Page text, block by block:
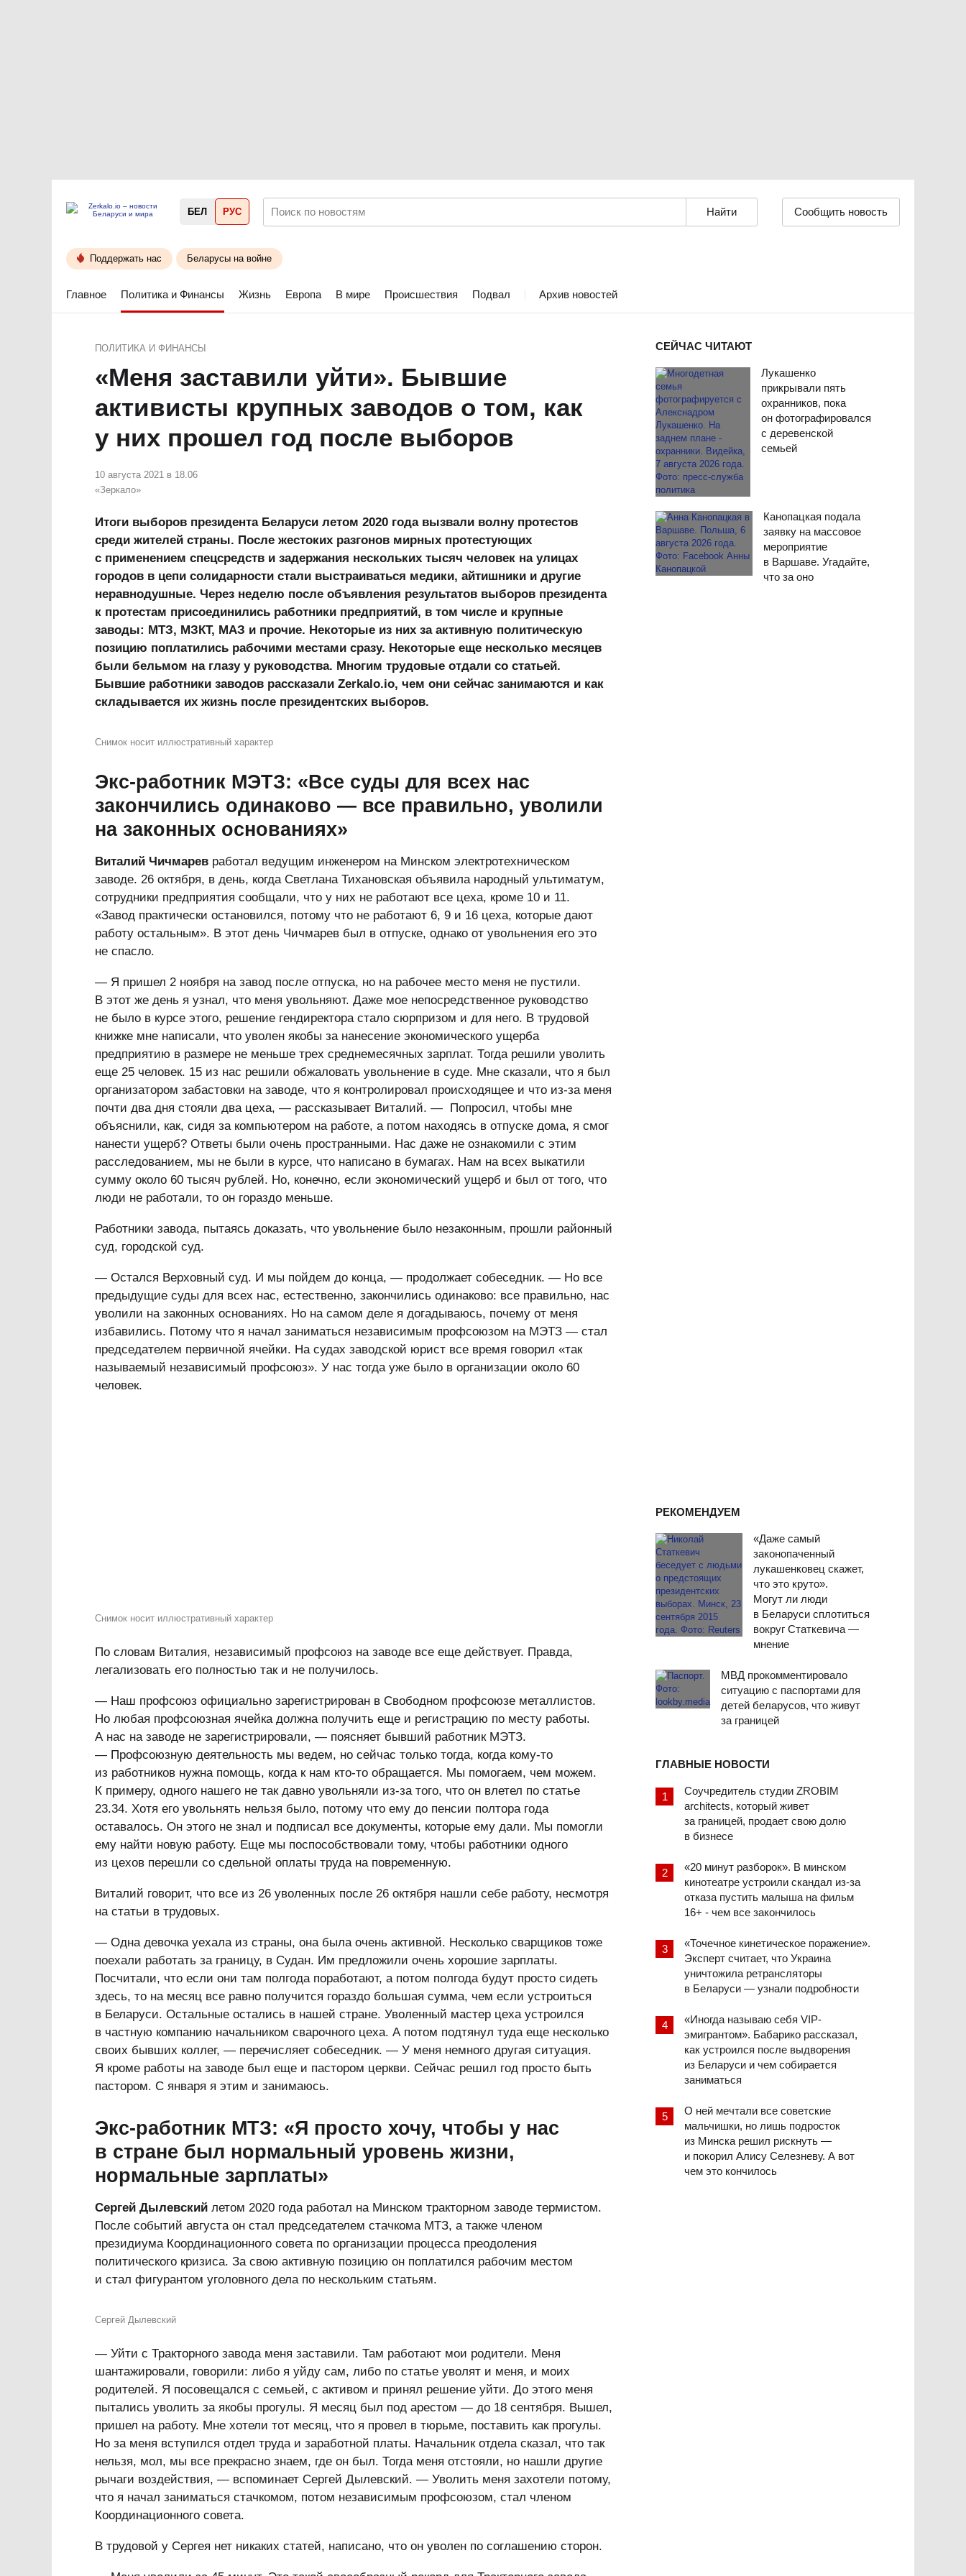
БЕЛ РУС Сообщить новость
Поддержать нас Беларусы на войне
Главное Политика и Финансы Жизнь Европа В мире Происшествия Подвал Архив новостей
СЕЙЧАС ЧИТАЮТ
Лукашенко
прикрывали пять
охранников, пока
он фотографировался
с деревенской
семьей
Канопацкая подала
заявку на массовое
мероприятие
в Варшаве. Угадайте,
что за оно
РЕКОМЕНДУЕМ
«Даже самый
законопаченный
лукашенковец скажет,
что это круто».
Могут ли люди
в Беларуси сплотиться
вокруг Статкевича —
мнение
МВД прокомментировало
ситуацию с паспортами для
детей беларусов, что живут
за границей
ГЛАВНЫЕ НОВОСТИ
Соучредитель студии ZROBIM
architects, который живет
за границей, продает свою долю
в бизнесе
«20 минут разборок». В минском
кинотеатре устроили скандал из-за
отказа пустить малыша на фильм
16+ - чем все закончилось
«Точечное кинетическое поражение».
Эксперт считает, что Украина
уничтожила ретрансляторы
в Беларуси — узнали подробности
«Иногда называю себя VIP-
эмигрантом». Бабарико рассказал,
как устроился после выдворения
из Беларуси и чем собирается
заниматься
О ней мечтали все советские
мальчишки, но лишь подросток
из Минска решил рискнуть —
и покорил Алису Селезневу. А вот
чем это кончилось
ПОЛИТИКА И ФИНАНСЫ
«Меня заставили уйти». Бывшие
активисты крупных заводов о том, как
у них прошел год после выборов
10 августа 2021 в 18.06
«Зеркало»
Итоги выборов президента Беларуси летом 2020 года вызвали волну протестов
среди жителей страны. После жестоких разгонов мирных протестующих
с применением спецсредств и задержания нескольких тысяч человек на улицах
городов в цепи солидарности стали выстраиваться медики, айтишники и другие
неравнодушные. Через неделю после объявления результатов выборов президента
к протестам присоединились работники предприятий, в том числе и крупные
заводы: МТЗ, МЗКТ, МАЗ и прочие. Некоторые из них за активную политическую
позицию поплатились рабочими местами сразу. Некоторые еще несколько месяцев
были бельмом на глазу у руководства. Многим трудовые отдали со статьей.
Бывшие работники заводов рассказали Zerkalo.io, чем они сейчас занимаются и как
складывается их жизнь после президентских выборов.
Снимок носит иллюстративный характер
Экс-работник МЭТЗ: «Все суды для всех нас
закончились одинаково — все правильно, уволили
на законных основаниях»
Виталий Чичмарев работал ведущим инженером на Минском электротехническом
заводе. 26 октября, в день, когда Светлана Тихановская объявила народный ультиматум,
сотрудники предприятия сообщали, что у них не работают все цеха, кроме 10 и 11.
«Завод практически остановился, потому что не работают 6, 9 и 16 цеха, которые дают
работу остальным». В этот день Чичмарев был в отпуске, однако от увольнения его это
не спасло.
— Я пришел 2 ноября на завод после отпуска, но на рабочее место меня не пустили.
В этот же день я узнал, что меня увольняют. Даже мое непосредственное руководство
не было в курсе этого, решение гендиректора стало сюрпризом и для него. В трудовой
книжке мне написали, что уволен якобы за нанесение экономического ущерба
предприятию в размере не меньше трех среднемесячных зарплат. Тогда решили уволить
еще 25 человек. 15 из нас решили обжаловать увольнение в суде. Мне сказали, что я был
организатором забастовки на заводе, что я контролировал происходящее и что из-за меня
почти два дня стояли два цеха, — рассказывает Виталий. — Попросил, чтобы мне
объяснили, как, сидя за компьютером на работе, а потом находясь в отпуске дома, я смог
нанести ущерб? Ответы были очень пространными. Нас даже не ознакомили с этим
расследованием, мы не были в курсе, что написано в бумагах. Нам на всех выкатили
сумму около 60 тысяч рублей. Но, конечно, если экономический ущерб и был от того, что
люди не работали, то он гораздо меньше.
Работники завода, пытаясь доказать, что увольнение было незаконным, прошли районный
суд, городской суд.
— Остался Верховный суд. И мы пойдем до конца, — продолжает собеседник. — Но все
предыдущие суды для всех нас, естественно, закончились одинаково: все правильно, нас
уволили на законных основаниях. Но на самом деле я догадываюсь, почему от меня
избавились. Потому что я начал заниматься независимым профсоюзом на МЭТЗ — стал
председателем первичной ячейки. На судах заводской юрист все время говорил «так
называемый независимый профсоюз». У нас тогда уже было в организации около 60
человек.
Снимок носит иллюстративный характер
По словам Виталия, независимый профсоюз на заводе все еще действует. Правда,
легализовать его полностью так и не получилось.
— Наш профсоюз официально зарегистрирован в Свободном профсоюзе металлистов.
Но любая профсоюзная ячейка должна получить еще и регистрацию по месту работы.
А нас на заводе не зарегистрировали, — поясняет бывший работник МЭТЗ.
— Профсоюзную деятельность мы ведем, но сейчас только тогда, когда кому-то
из работников нужна помощь, когда к нам кто-то обращается. Мы помогаем, чем можем.
К примеру, одного нашего не так давно увольняли из-за того, что он влетел по статье
23.34. Хотя его увольнять нельзя было, потому что ему до пенсии полтора года
оставалось. Он этого не знал и подписал все документы, которые ему дали. Мы помогли
ему найти новую работу. Еще мы поспособствовали тому, чтобы работники одного
из цехов перешли со сдельной оплаты труда на повременную.
Виталий говорит, что все из 26 уволенных после 26 октября нашли себе работу, несмотря
на статьи в трудовых.
— Одна девочка уехала из страны, она была очень активной. Несколько сварщиков тоже
поехали работать за границу, в Судан. Им предложили очень хорошие зарплаты.
Посчитали, что если они там полгода поработают, а потом полгода будут просто сидеть
здесь, то на месяц все равно получится гораздо большая сумма, чем если устроиться
в Беларуси. Остальные остались в нашей стране. Уволенный мастер цеха устроился
в частную компанию начальником сварочного цеха. А потом подтянул туда еще несколько
своих бывших коллег, — перечисляет собеседник. — У меня немного другая ситуация.
Я кроме работы на заводе был еще и пастором церкви. Сейчас решил год просто быть
пастором. С января я этим и занимаюсь.
Экс-работник МТЗ: «Я просто хочу, чтобы у нас
в стране был нормальный уровень жизни,
нормальные зарплаты»
Сергей Дылевский летом 2020 года работал на Минском тракторном заводе термистом.
После событий августа он стал председателем стачкома МТЗ, а также членом
президиума Координационного совета по организации процесса преодоления
политического кризиса. За свою активную позицию он поплатился рабочим местом
и стал фигурантом уголовного дела по нескольким статьям.
Сергей Дылевский
— Уйти с Тракторного завода меня заставили. Там работают мои родители. Меня
шантажировали, говорили: либо я уйду сам, либо по статье уволят и меня, и моих
родителей. Я посовещался с семьей, с активом и принял решение уйти. До этого меня
пытались уволить за якобы прогулы. Я месяц был под арестом — до 18 сентября. Вышел,
пришел на работу. Мне хотели тот месяц, что я провел в тюрьме, поставить как прогулы.
Но за меня вступился отдел труда и заработной платы. Начальник отдела сказал, что так
нельзя, мол, мы все прекрасно знаем, где он был. Тогда меня отстояли, но нашли другие
рычаги воздействия, — вспоминает Сергей Дылевский. — Уволить меня захотели потому,
что я начал заниматься стачкомом, потом независимым профсоюзом, стал членом
Координационного совета.
В трудовой у Сергея нет никаких статей, написано, что он уволен по соглашению сторон.